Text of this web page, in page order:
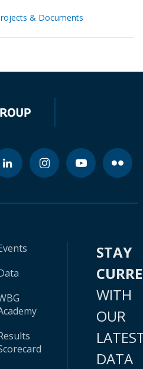
& Documents
STAY
WITH
OUR
DATA